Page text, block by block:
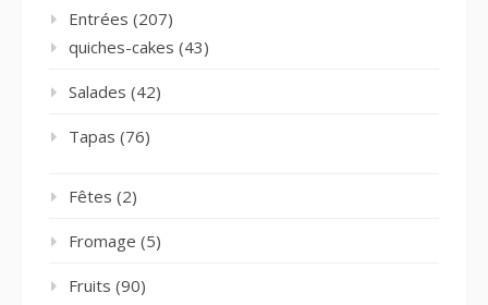
Entrées (207)
quiches-cakes (43)
Salades (42)
Tapas (76)
Fêtes (2)
Fromage (5)
Fruits (90)